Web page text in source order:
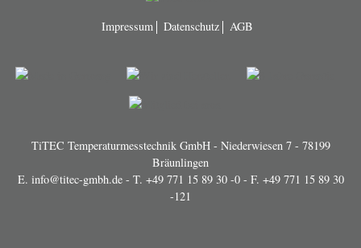
Impressum Datenschutz AGB
TiTEC Temperaturmesstechnik GmbH - Niederwiesen 7 - 78199
Bräunlingen
E. info@titec-gmbh.de- T. +49 771 15 89 30 -0- F. +49 771 15 89 30
-121